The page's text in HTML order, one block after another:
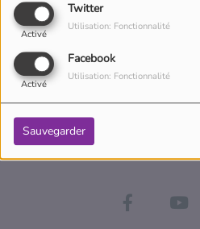
Twitter
Activé
Utilisation: Fonctionnalité
Facebook
Activé
Utilisation: Fonctionnalité
Sauvegarder